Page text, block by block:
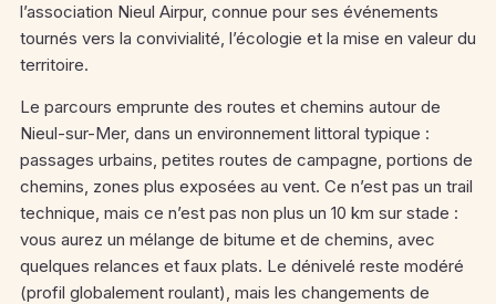
l’association Nieul Airpur, connue pour ses événements
tournés vers la convivialité, l’écologie et la mise en valeur du
territoire.
Le parcours emprunte des routes et chemins autour de
Nieul-sur-Mer, dans un environnement littoral typique :
passages urbains, petites routes de campagne, portions de
chemins, zones plus exposées au vent. Ce n’est pas un trail
technique, mais ce n’est pas non plus un 10 km sur stade :
vous aurez un mélange de bitume et de chemins, avec
quelques relances et faux plats. Le dénivelé reste modéré
(profil globalement roulant), mais les changements de